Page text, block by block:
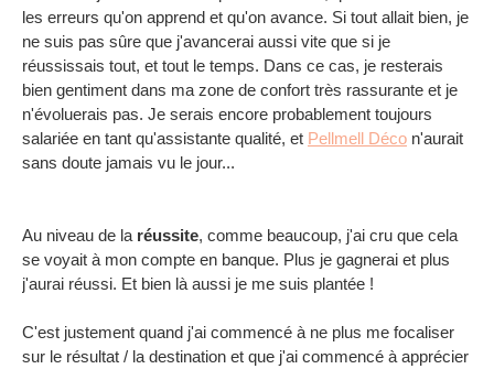
les erreurs qu'on apprend et qu'on avance. Si tout allait bien, je
ne suis pas sûre que j'avancerai aussi vite que si je
réussissais tout, et tout le temps. Dans ce cas, je resterais
bien gentiment dans ma zone de confort très rassurante et je
n'évoluerais pas. Je serais encore probablement toujours
salariée en tant qu'assistante qualité, et Pellmell Déco n'aurait
sans doute jamais vu le jour...
Au niveau de la réussite, comme beaucoup, j'ai cru que cela
se voyait à mon compte en banque. Plus je gagnerai et plus
j'aurai réussi. Et bien là aussi je me suis plantée !
C'est justement quand j'ai commencé à ne plus me focaliser
sur le résultat / la destination et que j'ai commencé à apprécier